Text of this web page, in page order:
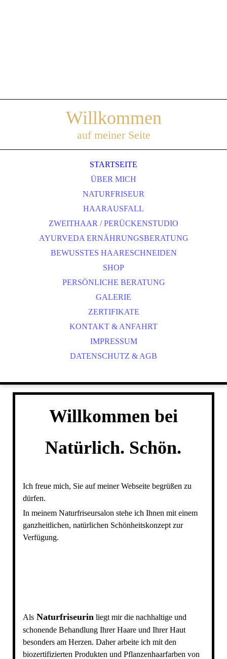
Willkommen
auf meiner Seite
STARTSEITE
ÜBER MICH
NATURFRISEUR
HAARAUSFALL
ZWEITHAAR / PERÜCKENSTUDIO
AYURVEDA ERNÄHRUNGSBERATUNG
BEWUSSTES HAARESCHNEIDEN
SHOP
PERSÖNLICHE BERATUNG
GALERIE
ZERTIFIKATE
KONTAKT & ANFAHRT
IMPRESSUM
DATENSCHUTZ & AGB
Willkommen bei
Natürlich. Schön.
Ich freue mich, Sie auf meiner Webseite begrüßen zu
dürfen.
In meinem Naturfriseursalon stehe ich Ihnen mit einem
ganzheitlichen, natürlichen Schönheitskonzept zur
Verfügung.
Als Naturfriseurin liegt mir die nachhaltige und
schonende Behandlung Ihrer Haare und Ihrer Haut
besonders am Herzen. Daher arbeite ich mit den
biozertifizierten Produkten und Pflanzenhaarfarben von